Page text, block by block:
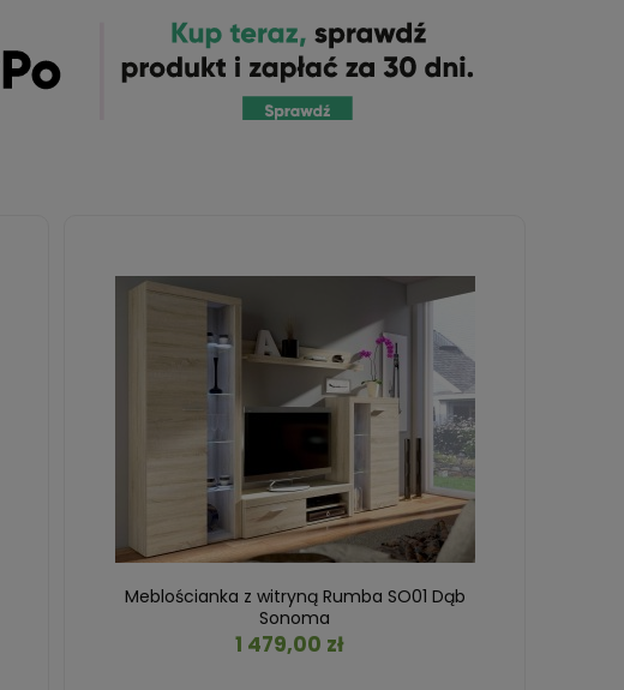
Meblościanka z witryną Rumba SO01 Dąb
Sonoma
1 479,00 zł